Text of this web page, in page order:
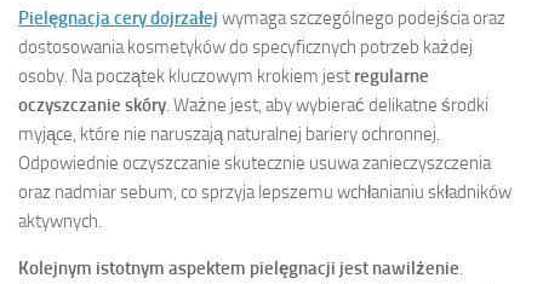
Pielęgnacja cery dojrzałej wymaga szczególnego podejścia oraz
dostosowania kosmetyków do specyficznych potrzeb każdej
osoby. Na początek kluczowym krokiem jest regularne
oczyszczanie skóry. Ważne jest, aby wybierać delikatne środki
myjące, które nie naruszają naturalnej bariery ochronnej.
Odpowiednie oczyszczanie skutecznie usuwa zanieczyszczenia
oraz nadmiar sebum, co sprzyja lepszemu wchłanianiu składników
aktywnych.
Kolejnym istotnym aspektem pielęgnacji jest nawilżenie.